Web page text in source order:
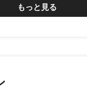
もっと見る